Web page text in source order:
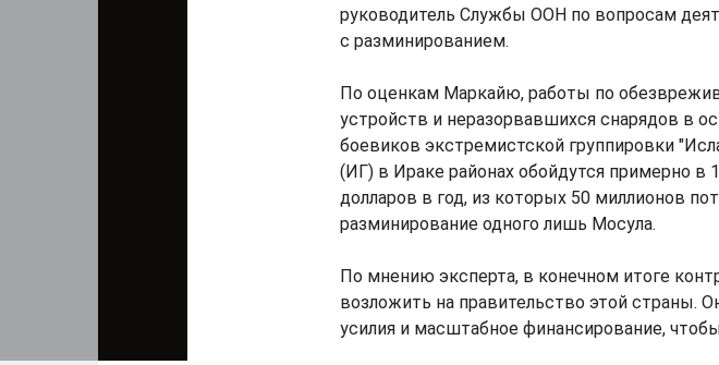
руководитель Службы ООН по вопросам
с разминированием.
По оценкам Маркайю, работы по
устройств и неразорвавшихся снарядов в
боевиков экстремистской группировки
(ИГ) в Ираке районах обойдутся примерно в
долларов в год, из которых 50 миллионов
разминирование одного лишь Мосула.
По мнению эксперта, в конечном итоге
возложить на правительство этой страны.
усилия и масштабное финансирование,